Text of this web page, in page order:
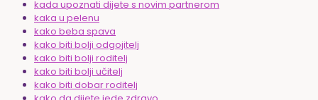
kada upoznati dijete s novim partnerom
kaka u pelenu
kako beba spava
kako biti bolji odgojitelj
kako biti bolji roditelj
kako biti bolji učitelj
kako biti dobar roditelj